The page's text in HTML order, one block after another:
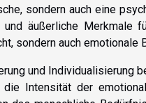
sondern auch eine
äußerliche Merkmale
sondern auch
und Individualisierung
Intensität der